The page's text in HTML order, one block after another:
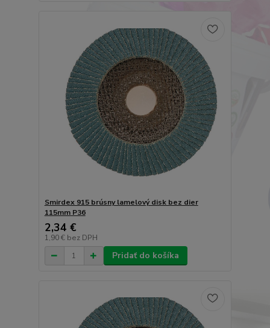
Smirdex 915 brúsny lamelový disk bez dier
115mm P36
2,34 €
1,90 € bez DPH
Pridať do košíka